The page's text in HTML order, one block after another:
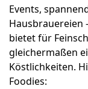
Events,
Hausbrauereien
bietet für
gleichermaßen
Köstlichkeiten.
Foodies: